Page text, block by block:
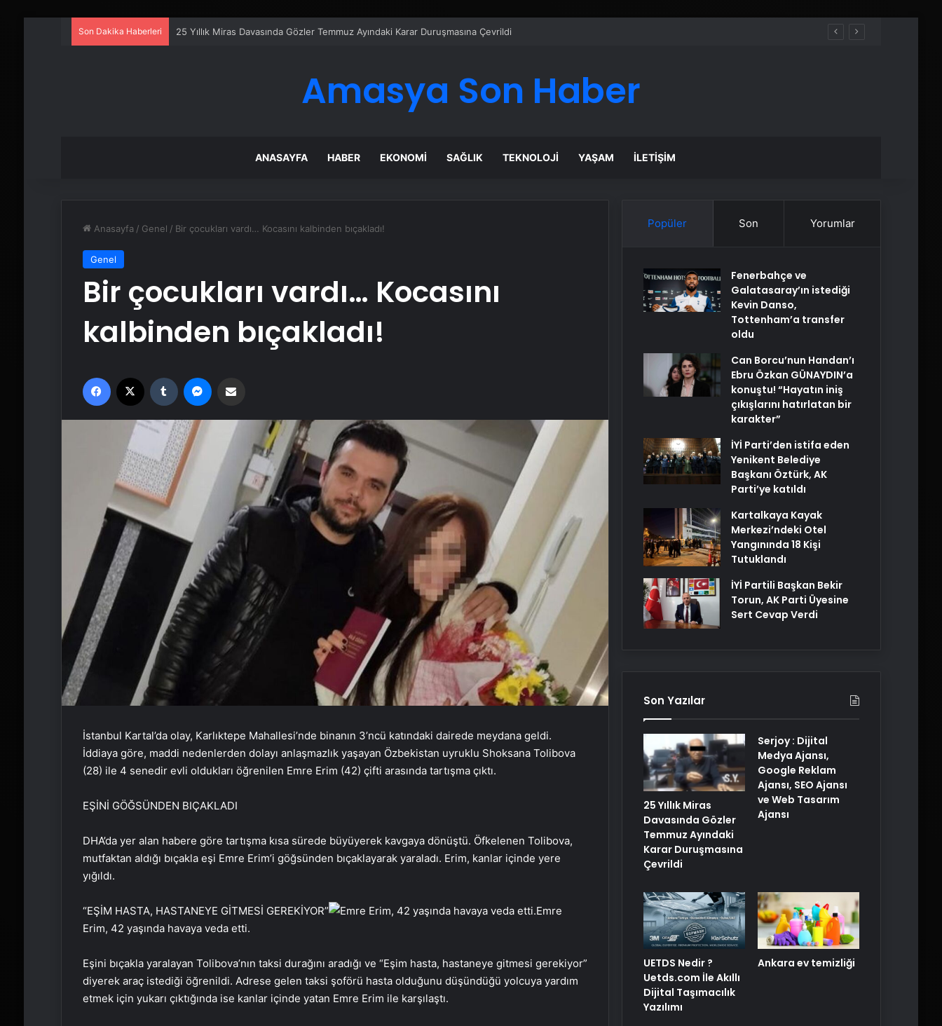
Son Dakika Haberleri 25 Yıllık Miras Davasında Gözler Temmuz Ayındaki Karar Duruşmasına Çevrildi
Amasya Son Haber
ANASAYFA HABER EKONOMI SAĞLIK TEKNOLOJI YAŞAM İLETIŞIM
Anasayfa / Genel / Bir çocukları vardı… Kocasını kalbinden bıçakladı!
Genel
Bir çocukları vardı… Kocasını
kalbinden bıçakladı!
Facebook Tumblr
İstanbul Kartal’da olay, Karlıktepe Mahallesi’nde binanın 3’ncü katındaki dairede meydana geldi.
İddiaya göre, maddi nedenlerden dolayı anlaşmazlık yaşayan Özbekistan uyruklu Shoksana Tolibova
(28) ile 4 senedir evli oldukları öğrenilen Emre Erim (42) çifti arasında tartışma çıktı.
EŞİNİ GÖĞSÜNDEN BIÇAKLADI
DHA’da yer alan habere göre tartışma kısa sürede büyüyerek kavgaya dönüştü. Öfkelenen Tolibova,
mutfaktan aldığı bıçakla eşi Emre Erim’i göğsünden bıçaklayarak yaraladı. Erim, kanlar içinde yere
yığıldı.
“EŞİM HASTA, HASTANEYE GİTMESİ GEREKİYOR”
Emre
Erim, 42 yaşında havaya veda etti.
Eşini bıçakla yaralayan Tolibova’nın taksi durağını aradığı ve “Eşim hasta, hastaneye gitmesi gerekiyor”
diyerek araç istediği öğrenildi. Adrese gelen taksi şoförü hasta olduğunu düşündüğü yolcuya yardım
etmek için yukarı çıktığında ise kanlar içinde yatan Emre Erim ile karşılaştı.
Popüler Son Yorumlar
Fenerbahçe ve
Galatasaray’ın istediği
Kevin Danso,
Tottenham’a transfer
oldu
Can Borcu’nun Handan’ı
Ebru Özkan GÜNAYDIN’a
konuştu! “Hayatın iniş
çıkışlarını hatırlatan bir
karakter”
İYİ Parti’den istifa eden
Yenikent Belediye
Başkanı Öztürk, AK
Parti’ye katıldı
Kartalkaya Kayak
Merkezi’ndeki Otel
Yangınında 18 Kişi
Tutuklandı
İYİ Partili Başkan Bekir
Torun, AK Parti Üyesine
Sert Cevap Verdi
Son Yazılar
25 Yıllık Miras
Davasında Gözler
Temmuz Ayındaki
Karar Duruşmasına
Çevrildi
Serjoy : Dijital
Medya Ajansı,
Google Reklam
Ajansı, SEO Ajansı
ve Web Tasarım
Ajansı
UETDS Nedir ?
Uetds.com İle Akıllı
Dijital Taşımacılık
Yazılımı
Ankara ev temizliği